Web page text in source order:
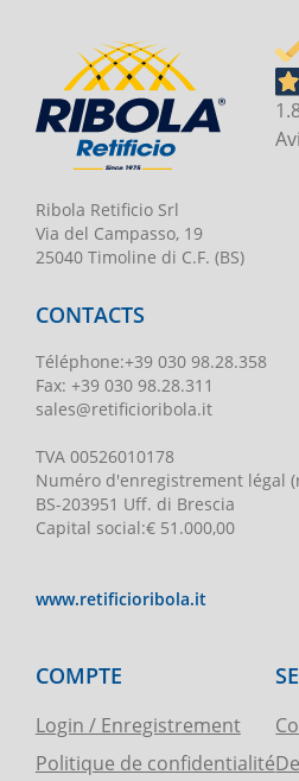
Ribola Retificio Srl
Via del Campasso, 19
25040 Timoline di C.F. (BS)
CONTACTS
Téléphone:+39 030 98.28.358
Fax: +39 030 98.28.311
sales@retificioribola.it
TVA 00526010178
Numéro d'enregistrement légal
BS-203951 Uff. di Brescia
Capital social:€ 51.000,00
www.retificioribola.it
COMPTE
Login / Enregistrement
Politique de confidentialité